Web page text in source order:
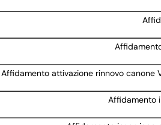
Affidamento attivazione rinnovo canone
Affidamento